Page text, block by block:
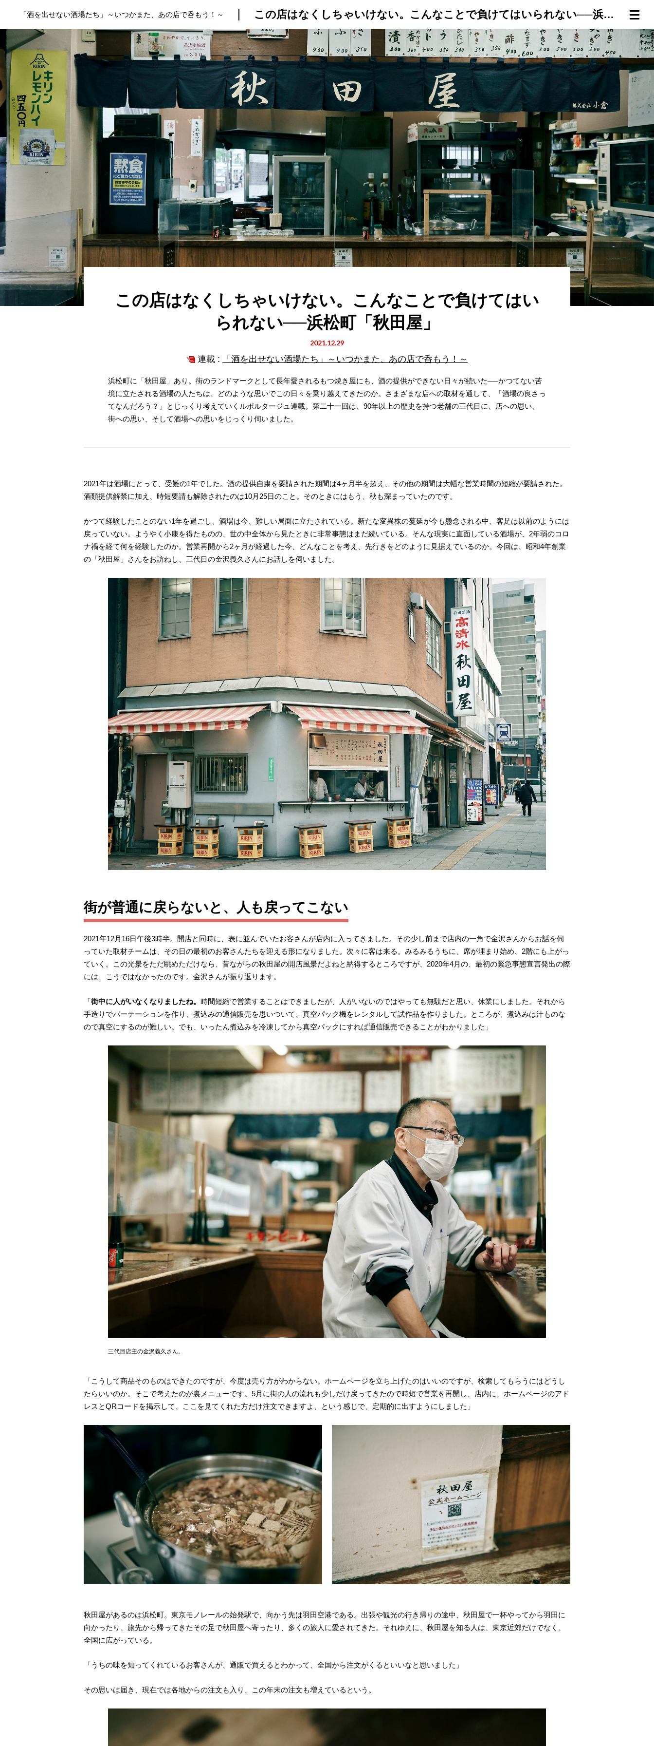
プロが教えるレシピ 厳選！店探し 食のストーリー 連載一覧 倶楽部入会（無料） ログイン
「酒を出せない酒場たち」～いつかまた、あの店で呑もう！～ この店はなくしちゃいけない。こんなことで負けてはいられない──浜松町「秋田屋」
この店はなくしちゃいけない。こんなことで負けてはい
られない──浜松町「秋田屋」
2021.12.29
連載 : 「酒を出せない酒場たち」～いつかまた、あの店で呑もう！～
浜松町に「秋田屋」あり。街のランドマークとして長年愛されるもつ焼き屋にも、酒の提供ができない日々が続いた──かつてない苦
境に立たされる酒場の人たちは、どのような思いでこの日々を乗り越えてきたのか。さまざまな店への取材を通して、「酒場の良さっ
てなんだろう？」とじっくり考えていくルポルタージュ連載。第二十一回は、90年以上の歴史を持つ老舗の三代目に、店への思い、
街への思い、そして酒場への思いをじっくり伺いました。
2021年は酒場にとって、受難の1年でした。酒の提供自粛を要請された期間は4ヶ月半を超え、その他の期間は大幅な営業時間の短縮が要請された。
酒類提供解禁に加え、時短要請も解除されたのは10月25日のこと。そのときにはもう、秋も深まっていたのです。
かつて経験したことのない1年を過ごし、酒場は今、難しい局面に立たされている。新たな変異株の蔓延が今も懸念される中、客足は以前のようには
戻っていない。ようやく小康を得たものの、世の中全体から見たときに非常事態はまだ続いている。そんな現実に直面している酒場が、2年弱のコロ
ナ禍を経て何を経験したのか。営業再開から2ヶ月が経過した今、どんなことを考え、先行きをどのように見据えているのか。今回は、昭和4年創業
の「秋田屋」さんをお訪ねし、三代目の金沢義久さんにお話しを伺いました。
街が普通に戻らないと、人も戻ってこない
2021年12月16日午後3時半。開店と同時に、表に並んでいたお客さんが店内に入ってきました。その少し前まで店内の一角で金沢さんからお話を伺
っていた取材チームは、その日の最初のお客さんたちを迎える形になりました。次々に客は来る。みるみるうちに、席が埋まり始め、2階にも上がっ
ていく。この光景をただ眺めただけなら、昔ながらの秋田屋の開店風景だよねと納得するところですが、2020年4月の、最初の緊急事態宣言発出の際
には、こうではなかったのです。金沢さんが振り返ります。
「街中に人がいなくなりましたね。 時間短縮で営業することはできましたが、人がいないのではやっても無駄だと思い、休業にしました。それから
手造りでパーテーションを作り、煮込みの通信販売を思いついて、真空パック機をレンタルして試作品を作りました。ところが、煮込みは汁ものな
ので真空にするのが難しい。でも、いったん煮込みを冷凍してから真空パックにすれば通信販売できることがわかりました」
三代目店主の金沢義久さん。
「こうして商品そのものはできたのですが、今度は売り方がわからない。ホームページを立ち上げたのはいいのですが、検索してもらうにはどうし
たらいいのか。そこで考えたのが裏メニューです。5月に街の人の流れも少しだけ戻ってきたので時短で営業を再開し、店内に、ホームページのアド
レスとQRコードを掲示して、ここを見てくれた方だけ注文できますよ、という感じで、定期的に出すようにしました」
秋田屋があるのは浜松町。東京モノレールの始発駅で、向かう先は羽田空港である。出張や観光の行き帰りの途中、秋田屋で一杯やってから羽田に
向かったり、旅先から帰ってきたその足で秋田屋へ寄ったり、多くの旅人に愛されてきた。それゆえに、秋田屋を知る人は、東京近郊だけでなく、
全国に広がっている。
「うちの味を知ってくれているお客さんが、通販で買えるとわかって、全国から注文がくるといいなと思いました」
その思いは届き、現在では各地からの注文も入り、この年末の注文も増えているという。